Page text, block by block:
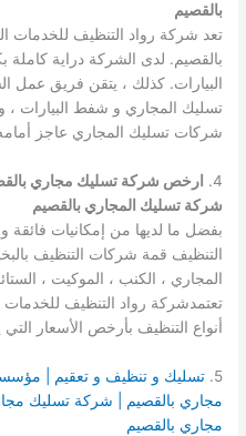
بالقصيم
تعد شركة رواد التنظيف للخدمات
بالقصيم. لدى الشركة دراية
البيارات. كذلك ، يتقن فريق عمل
تسليك المجاري و شفط البيارات
شركات تسليك المجاري عاجز
4. ارخص شركة تسليك مجاري
شركة تسليك المجاري بالقصيم
بفضل ما لديها من إمكانيات
التنظيف قمة شركات التنظيف
المجاري ، الكنب ، الموكيت ،
تعتمدشركة رواد التنظيف للخدمات
أنواع التنظيف بأرخص الأسعار
5. تسليك و تنظيف و تعقيم |
مجاري بالقصيم | شركة تسليك
مجاري بالقصيم